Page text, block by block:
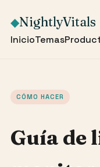
◆NightlyVitals
InicioTemas
CÓMO HACER
Guía de